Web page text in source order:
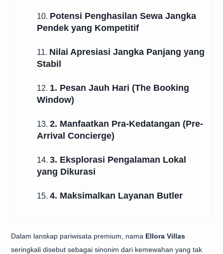
10. Potensi Penghasilan Sewa Jangka
Pendek yang Kompetitif
11. Nilai Apresiasi Jangka Panjang yang
Stabil
12. 1. Pesan Jauh Hari (The Booking
Window)
13. 2. Manfaatkan Pra-Kedatangan (Pre-
Arrival Concierge)
14. 3. Eksplorasi Pengalaman Lokal
yang Dikurasi
15. 4. Maksimalkan Layanan Butler
Dalam lanskap pariwisata premium, nama Ellora Villas
seringkali disebut sebagai sinonim dari kemewahan yang tak